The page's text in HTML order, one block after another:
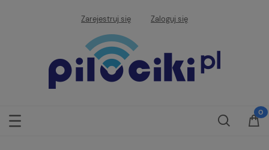
Zarejestruj się Zaloguj się